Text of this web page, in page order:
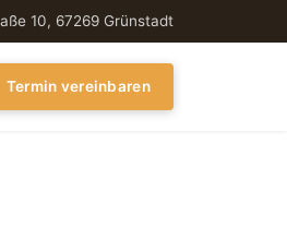
10, 67269 Grünstadt
Termin vereinbaren